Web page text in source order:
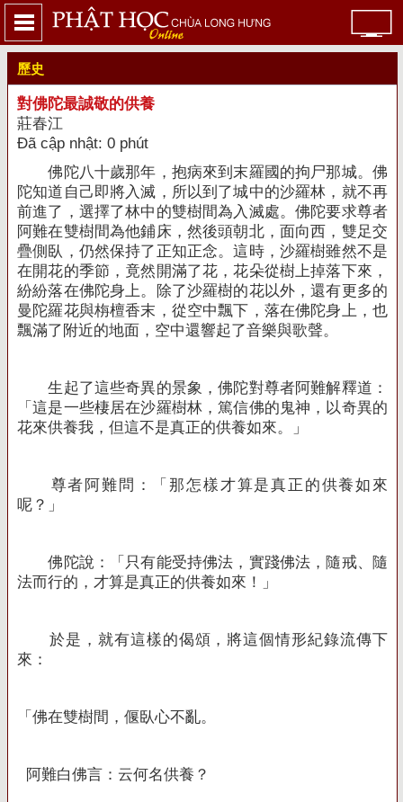
歷史
對佛陀最誠敬的供養
莊春江
Đã cập nhật: 0 phút
佛陀八十歲那年，抱病來到末羅國的拘尸那城。佛
陀知道自己即將入滅，所以到了城中的沙羅林，就不再
前進了，選擇了林中的雙樹間為入滅處。佛陀要求尊者
阿難在雙樹間為他鋪床，然後頭朝北，面向西，雙足交
疊側臥，仍然保持了正知正念。這時，沙羅樹雖然不是
在開花的季節，竟然開滿了花，花朵從樹上掉落下來，
紛紛落在佛陀身上。除了沙羅樹的花以外，還有更多的
曼陀羅花與栴檀香末，從空中飄下，落在佛陀身上，也
飄滿了附近的地面，空中還響起了音樂與歌聲。
生起了這些奇異的景象，佛陀對尊者阿難解釋道：
「這是一些棲居在沙羅樹林，篤信佛的鬼神，以奇異的
花來供養我，但這不是真正的供養如來。」
尊者阿難問：「那怎樣才算是真正的供養如來
呢？」
佛陀說：「只有能受持佛法，實踐佛法，隨戒、隨
法而行的，才算是真正的供養如來！」
於是，就有這樣的偈頌，將這個情形紀錄流傳下
來：
「 佛在雙樹間，偃臥心不亂。
阿難白佛言：云何名供養？